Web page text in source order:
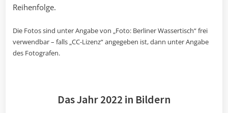
Reihenfolge.
Die Fotos sind unter Angabe von „Foto: Berliner Wassertisch“ frei
verwendbar – falls „CC-Lizenz“ angegeben ist, dann unter Angabe
des Fotografen.
Das Jahr 2022 in Bildern